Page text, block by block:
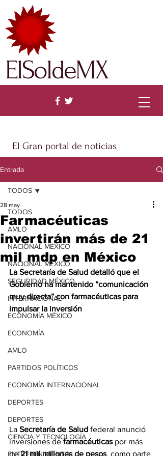
El Gran portal de noticias
ElSoldeMX
Entrada
TODOS
AMLO
NACIONAL MÉXICO
NACIONAL MÉXICO
SEGURIDAD MÉXICO
INTERNACIONAL
ECONOMÍA MÉXICO
ECONOMÍA
AMLO
PARTIDOS POLÍTICOS
ECONOMÍA INTERNACIONAL
DEPORTES
DEPORTES
CIENCIA Y TECNOLOGÍA
ENTRETENIMIENTO
TODOS
Farmacéuticas
invertirán más de 21
mil mdp en México
28 may
La Secretaría de Salud detalló que el
Gobierno ha mantenido “comunicación
muy directa” con farmacéuticas para
impulsar la inversión
La Secretaría de Salud federal anunció
inversiones de farmacéuticas por más
de 21 mil millones de pesos, como parte